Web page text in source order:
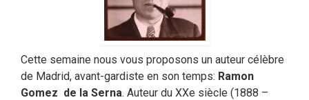
Cette semaine nous vous proposons un auteur célèbre
de Madrid, avant-gardiste en son temps: Ramon
Gomez de la Serna. Auteur du XXe siècle (1888 –